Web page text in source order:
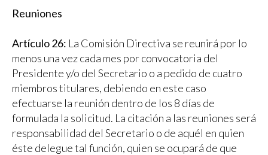
Reuniones
Artículo 26: La Comisión Directiva se reunirá por lo
menos una vez cada mes por convocatoria del
Presidente y/o del Secretario o a pedido de cuatro
miembros titulares, debiendo en este caso
efectuarse la reunión dentro de los 8 días de
formulada la solicitud. La citación a las reuniones será
responsabilidad del Secretario o de aquél en quien
éste delegue tal función, quien se ocupará de que